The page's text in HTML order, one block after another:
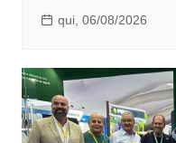
qui, 06/08/2026